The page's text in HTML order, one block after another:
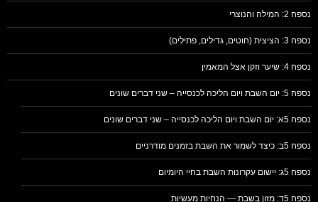
נספח 2: המילה והנוצרי
נספח 3: הציצית (חוטים, גדילים, פתילים)
נספח 4: שיער וזקן אצל המאמין
נספח 5: יום השבת ויום הליכה לכנסייה – שני דברים שונים
נספח 5א: יום השבת ויום הליכה לכנסייה – שני דברים שונים
נספח 5ב: כיצד לשמור את השבת בזמנים מודרניים
נספח 5ג: יישום עקרונות השבת בחיי היומיום
נספח 5ד: מזון בשבת — הנחיות מעשיות